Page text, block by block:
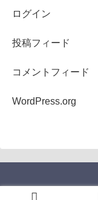
ログイン
投稿フィード
コメントフィード
WordPress.org